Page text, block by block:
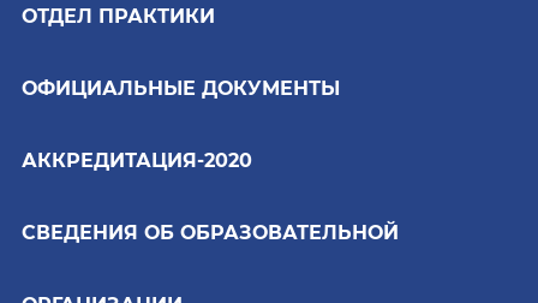
ОТДЕЛ ПРАКТИКИ
ОФИЦИАЛЬНЫЕ ДОКУМЕНТЫ
АККРЕДИТАЦИЯ-2020
СВЕДЕНИЯ ОБ ОБРАЗОВАТЕЛЬНОЙ